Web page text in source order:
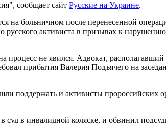
сообщает сайт Русские на Украине.
больничном после перенесенной
активиста в призывах к
не явился. Адвокат,
прибытия Валерия Подъячего на
поддержать и активисты пророссийских
в инвалидной коляске, и обвинил